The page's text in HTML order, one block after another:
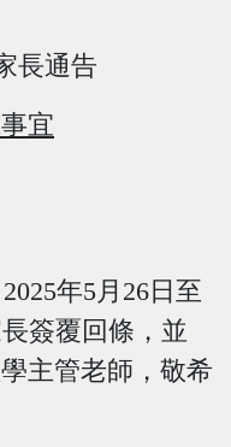
長通告
宜
2025年5月 26日至
簽覆回條，並
主管老師，敬希